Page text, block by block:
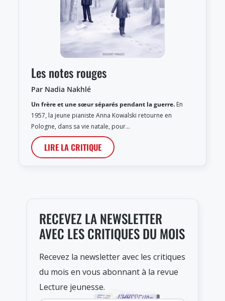
Les notes rouges
Par Nadia Nakhlé
Un frère et une sœur séparés pendant la guerre. En
1957, la jeune pianiste Anna Kowalski retourne en
Pologne, dans sa vie natale, pour…
LIRE LA CRITIQUE
RECEVEZ LA NEWSLETTER
AVEC LES CRITIQUES DU MOIS
Recevez la newsletter avec les critiques
du mois en vous abonnant à la revue
Lecture jeunesse.